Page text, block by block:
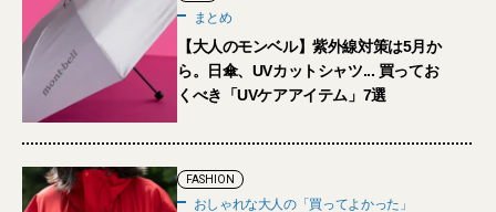
まとめ
【大人のモンベル】紫外線対策は5月か
ら。日傘、UVカットシャツ... 買ってお
くべき「UVケアアイテム」7選
FASHION
おしゃれな大人の「買ってよかった」